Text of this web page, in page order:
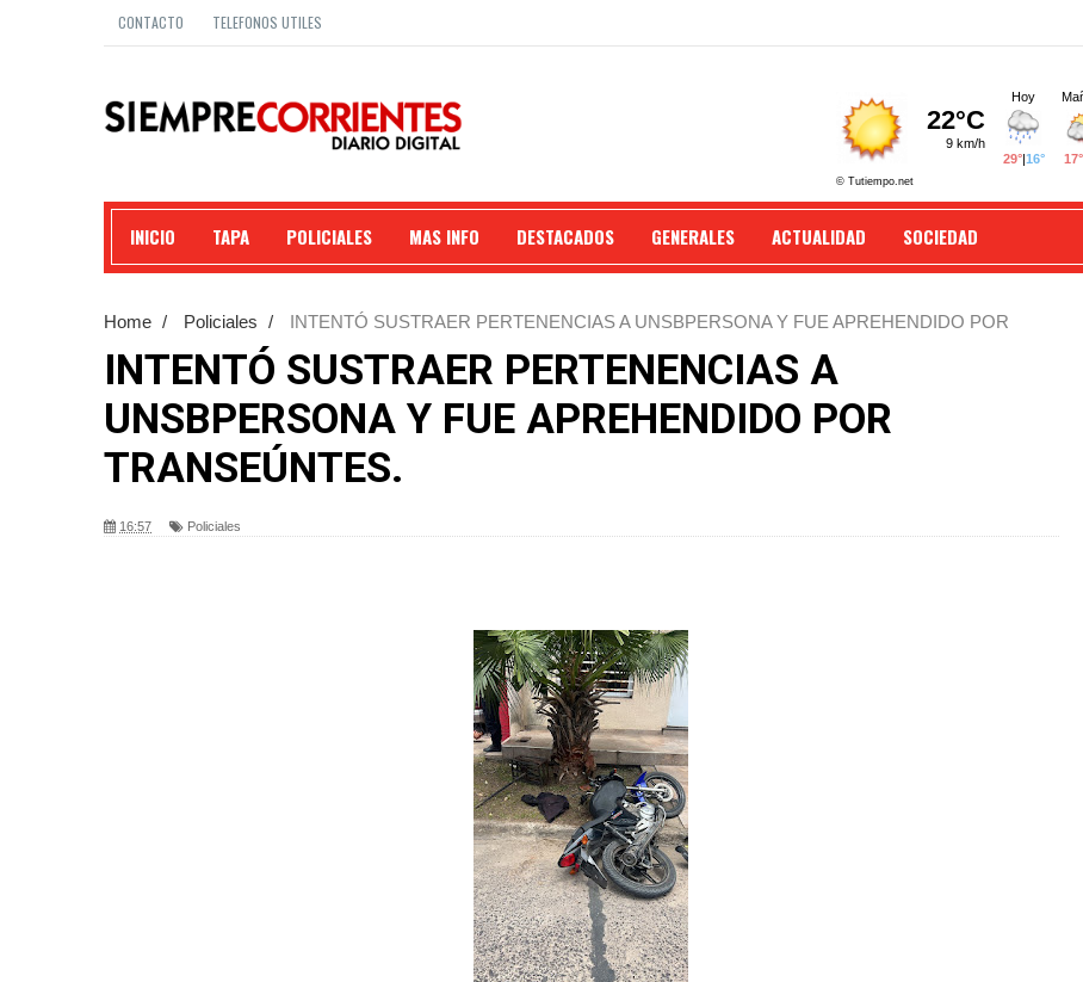
CONTACTO TELEFONOS UTILES
INICIO TAPA POLICIALES MAS INFO DESTACADOS GENERALES ACTUALIDAD SOCIEDAD
Home / Policiales /
INTENTÓ SUSTRAER PERTENENCIAS A UNSBPERSONA Y FUE APREHENDIDO POR
INTENTÓ SUSTRAER PERTENENCIAS A
UNSBPERSONA Y FUE APREHENDIDO POR
TRANSEÚNTES.
16:57 Policiales